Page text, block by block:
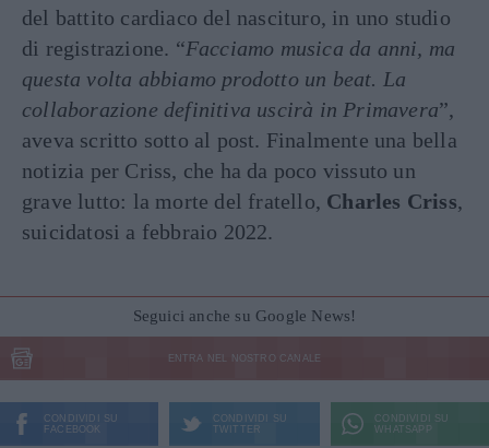
del battito cardiaco del nascituro, in uno studio
di registrazione. “Facciamo musica da anni, ma
questa volta abbiamo prodotto un beat. La
collaborazione definitiva uscirà in Primavera”,
aveva scritto sotto al post. Finalmente una bella
notizia per Criss, che ha da poco vissuto un
grave lutto: la morte del fratello, Charles Criss,
suicidatosi a febbraio 2022.
Seguici anche su Google News!
ENTRA NEL NOSTRO CANALE
CONDIVIDI SU
FACEBOOK
CONDIVIDI SU
TWITTER
CONDIVIDI SU
WHATSAPP